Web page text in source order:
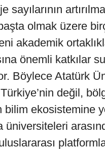
sayılarının
olmak üzere
akademik
önemli katkılar
Böylece Atatürk
değil,
bilim ekosistemine
üniversiteleri